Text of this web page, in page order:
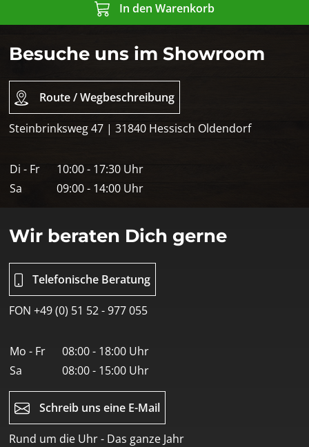
In den Warenkorb
Besuche uns im Showroom
Route / Wegbeschreibung
Steinbrinksweg 47 | 31840 Hessisch Oldendorf
Di - Fr
10:00 - 17:30 Uhr
Sa
09:00 - 14:00 Uhr
Wir beraten Dich gerne
Telefonische Beratung
FON +49 (0) 51 52 - 977 055
Mo - Fr
08:00 - 18:00 Uhr
Sa
08:00 - 15:00 Uhr
Schreib uns eine E-Mail
Rund um die Uhr - Das ganze Jahr